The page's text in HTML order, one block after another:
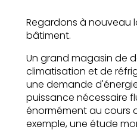
Regardons à nouveau
bâtiment.
Un grand magasin de
climatisation et de
une demande
puissance nécessaire
énormément au cours
exemple, une étude